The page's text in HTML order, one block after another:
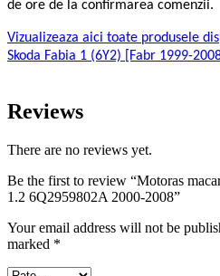
de ore de la confirmarea comenzii.
Vizualizeaza aici toate produsele
Skoda Fabia 1 (6Y2) [Fabr 1999-
Reviews
There are no reviews yet.
Be the first to review “Motoras
1.2 6Q2959802A 2000-2008”
Your email address will not be
marked *